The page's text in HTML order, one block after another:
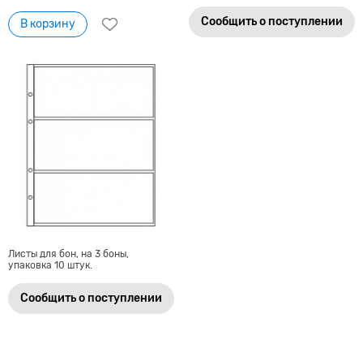
В корзину Сообщить о поступлении
Листы для бон, на 3 боны,
упаковка 10 штук.
Сообщить о поступлении